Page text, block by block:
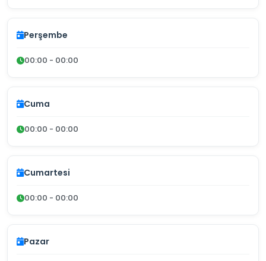
Perşembe
00:00 - 00:00
Cuma
00:00 - 00:00
Cumartesi
00:00 - 00:00
Pazar